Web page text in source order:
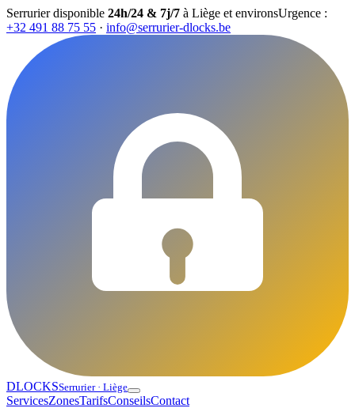
Serrurier disponible 24h/24 & 7j/7 à Liège et environsUrgence :
+32 491 88 75 55 · info@serrurier-dlocks.be
DLOCKSSerrurier · Liège
ServicesZonesTarifsConseilsContact